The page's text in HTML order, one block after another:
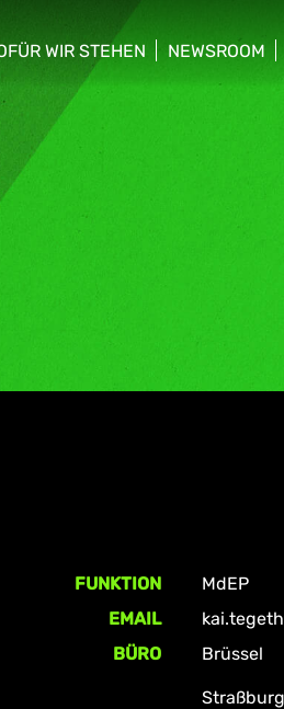
WIR STEHEN
hide sub menu
NEWSROOM
show/hide
FUNKTION
MdEP
EMAIL
BÜRO
Brüssel
Straßburg